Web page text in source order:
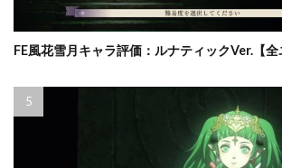
FE風花雪月キャラ評価：ルナティックVer.【全